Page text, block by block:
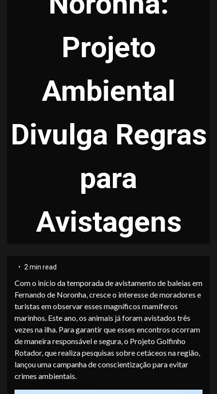
Projeto
Ambiental
Divulga Regras
para
Avistagens
2 min read
Com o início da temporada de avistamento de baleias em
Fernando de Noronha, cresce o interesse de moradores e
turistas em observar esses magníficos mamíferos
marinhos. Este ano, os animais já foram avistados três
vezes na ilha. Para garantir que esses encontros ocorram
de maneira responsável e segura, o Projeto Golfinho
Rotador, que realiza pesquisas sobre cetáceos na região,
lançou uma campanha de conscientização para evitar
crimes ambientais.